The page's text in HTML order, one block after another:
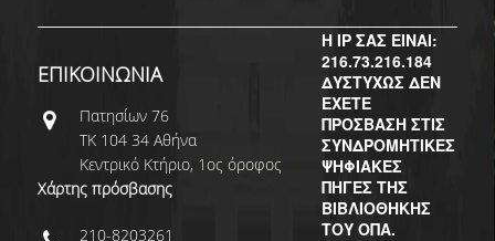
Η IP ΣΑΣ ΕΙΝΑΙ:
216.73.216.184
ΔΥΣΤΥΧΩΣ ΔΕΝ
ΕΧΕΤΕ
ΠΡΟΣΒΑΣΗ ΣΤΙΣ
ΣΥΝΔΡΟΜΗΤΙΚΕΣ
ΨΗΦΙΑΚΕΣ
ΠΗΓΕΣ ΤΗΣ
ΒΙΒΛΙΟΘΗΚΗΣ
ΤΟΥ ΟΠΑ.
ΕΠΙΚΟΙΝΩΝΙΑ
Πατησίων 76
ΤΚ 104 34 Αθήνα
Κεντρικό Κτήριο, 1ος όροφος
Χάρτης πρόσβασης
210-8203261